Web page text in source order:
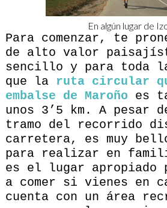
En algún lugar de
Para comenzar, te
de alto valor
sencillo y para toda
que la ruta circular
embalse de Maroño es
unos 3’5 km. A pesar
tramo del recorrido
carretera, es muy
para realizar en
es el lugar apropiado
a comer si vienes en
cuenta con un área